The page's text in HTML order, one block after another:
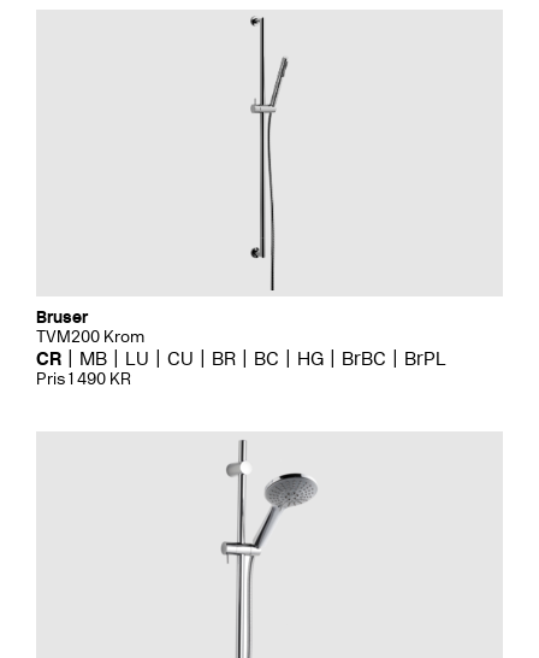
Bruser
TVM200 Krom
CR MB LU CU BR BC HG BrBC BrPL
Pris 1 490 KR